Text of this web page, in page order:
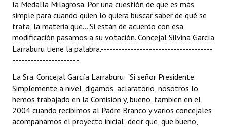
la Medalla Milagrosa. Por una cuestión de que es más
simple para cuando quien lo quiera buscar saber de qué se
trata, la materia que... Si están de acuerdo con esa
modificación pasamos a su votación. Concejal Silvina García
Larraburu tiene la palabra.-------------------------------------
----------------------
La Sra. Concejal García Larraburu: "Si señor Presidente.
Simplemente a nivel, digamos, aclaratorio, nosotros lo
hemos trabajado en la Comisión y, bueno, también en el
2004 cuando recibimos al Padre Branco y varios concejales
acompañamos el proyecto inicial; decir que, que bueno,